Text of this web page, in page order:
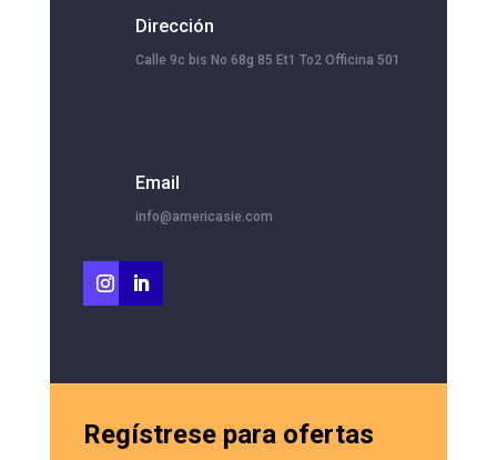
Dirección
Calle 9c bis No 68g 85 Et1 To2 Officina 501
Email
info@americasie.com
Regístrese para ofertas